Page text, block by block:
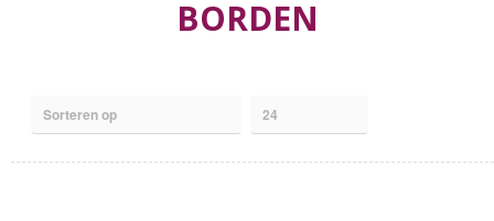
BORDEN